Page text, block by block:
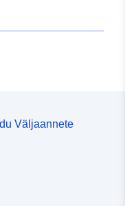
Väljaannete